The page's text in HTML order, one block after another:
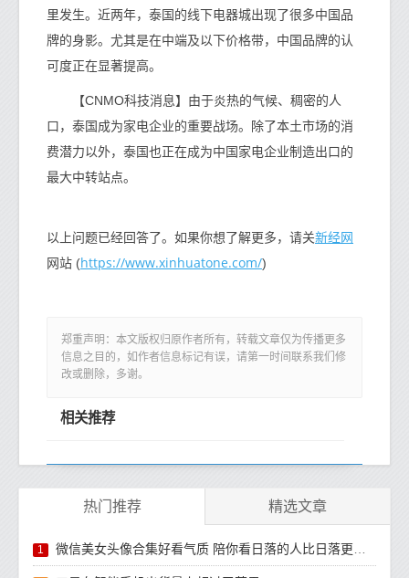
里发生。近两年，泰国的线下电器城出现了很多中国品
牌的身影。尤其是在中端及以下价格带，中国品牌的认
可度正在显著提高。
【CNMO科技消息】由于炎热的气候、稠密的人
口，泰国成为家电企业的重要战场。除了本土市场的消
费潜力以外，泰国也正在成为中国家电企业制造出口的
最大中转站点。
以上问题已经回答了。如果你想了解更多，请关新经网
网站 (https://www.xinhuatone.com/)
郑重声明：本文版权归原作者所有，转载文章仅为传播更多
信息之目的，如作者信息标记有误，请第一时间联系我们修
改或删除，多谢。
相关推荐
热门推荐 精选文章
1 微信美女头像合集好看气质 陪你看日落的人比日落更浪漫